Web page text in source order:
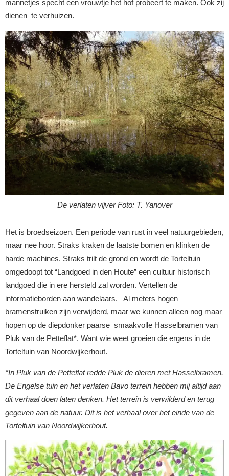
mannetjes specht een vrouwtje het hof probeert te maken. Ook zij
dienen te verhuizen.
De verlaten vijver Foto: T. Yanover
Het is broedseizoen. Een periode van rust in veel natuurgebieden,
maar nee hoor. Straks kraken de laatste bomen en klinken de
harde machines. Straks trilt de grond en wordt de Torteltuin
omgedoopt tot “Landgoed in den Houte” een cultuur historisch
landgoed die in ere hersteld zal worden. Vertellen de
informatieborden aan wandelaars. Al meters hogen
bramenstruiken zijn verwijderd, maar we kunnen alleen nog maar
hopen op de diepdonker paarse smaakvolle Hasselbramen van
Pluk van de Petteflat*. Want wie weet groeien die ergens in de
Torteltuin van Noordwijkerhout.
*In Pluk van de Petteflat redde Pluk de dieren met Hasselbramen.
De Engelse tuin en het verlaten Bavo terrein hebben mij altijd aan
dit verhaal doen laten denken. Het terrein is verwilderd en terug
gegeven aan de natuur. Dit is het verhaal over het einde van de
Torteltuin van Noordwijkerhout.